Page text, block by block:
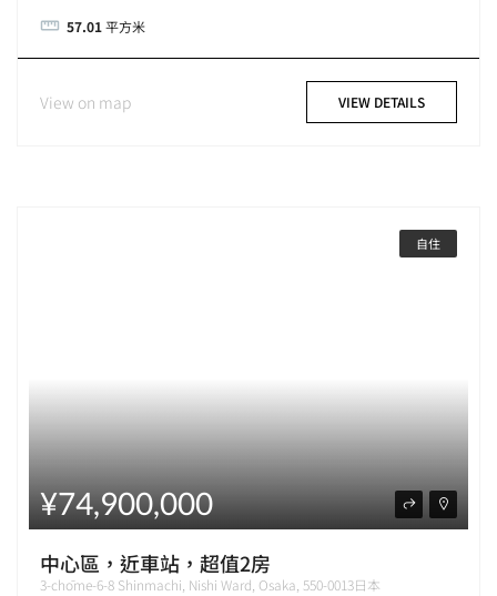
57.01平方米
View on map VIEW DETAILS
自住
¥74,900,000
中心區，近車站，超值2房
3-chōme-6-8 Shinmachi, Nishi Ward, Osaka, 550-0013日本